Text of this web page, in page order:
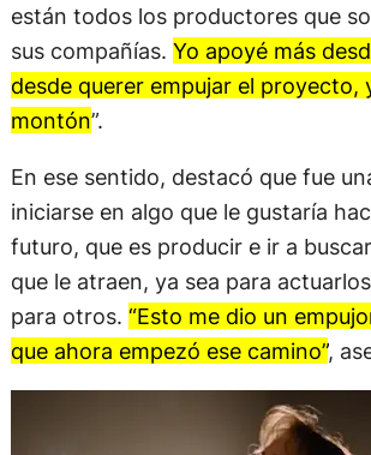
están todos los productores que
sus compañías. Yo apoyé más
desde querer empujar el proyecto,
montón”.
En ese sentido, destacó que fue
iniciarse en algo que le gustaría
futuro, que es producir e ir a
que le atraen, ya sea para
para otros. “Esto me dio un
que ahora empezó ese camino”,